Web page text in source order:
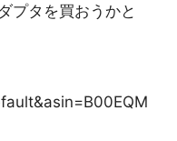
プタを買おうかと